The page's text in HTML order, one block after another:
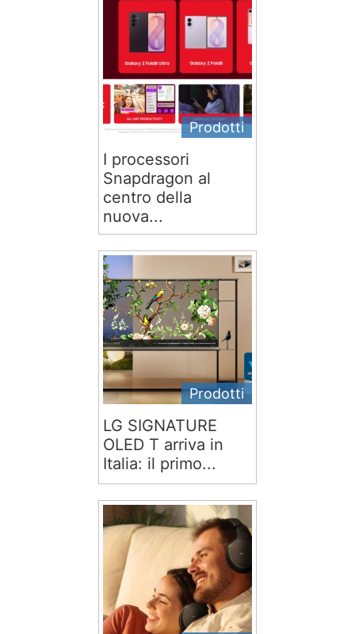
Prodotti
I processori
Snapdragon al
centro della
nuova...
Prodotti
LG SIGNATURE
OLED T arriva in
Italia: il primo...